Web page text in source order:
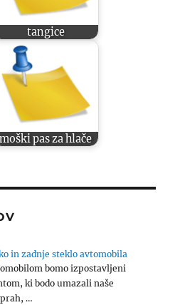
tangice
moški pas za hlače
in zadnje steklo avtomobila
bomo izpostavljeni
ki bodo umazali naše
…